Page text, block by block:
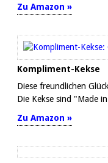
Zu Amazon »
Kompliment-Kekse
Diese freundlichen
Die Kekse sind "Made
Zu Amazon »